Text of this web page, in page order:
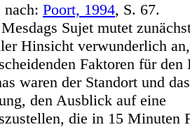
Poort, 1994, S. 67.
Sujet mutet
Hinsicht verwunderlich
Faktoren für den
waren der Standort und
den Ausblick auf eine
die in 15 Minuten